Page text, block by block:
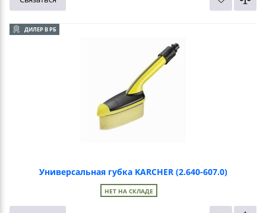
ДИЛЕР В РБ
Универсальная губка KARCHER (2.640-607.0)
НЕТ НА СКЛАДЕ